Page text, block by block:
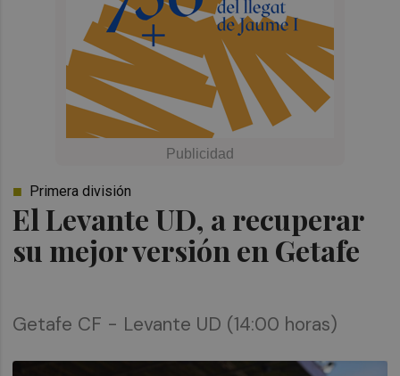
El Levante UD, a recuperar
su mejor versión en Getafe
Primera división
Getafe CF - Levante UD (14:00 horas)